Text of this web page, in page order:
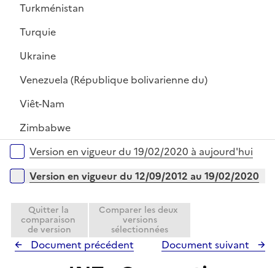
p
l
e
Turkménistan
Turquie
Ukraine
Venezuela (République bolivarienne du)
Viêt-Nam
Zimbabwe
Versions sur la période
Version en vigueur du 19/02/2020 à aujourd'hui
Version en vigueur du 12/09/2012 au 19/02/2020
Quitter la
comparaison
de version
Comparer les deux
versions
sélectionnées
Document précédent Document suivant